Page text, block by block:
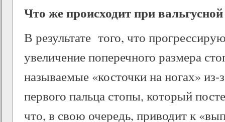
Что же происходит при
В результате того, что
увеличение поперечного размера
называемые «косточки на ногах» из-
первого пальца стопы, который
что, в свою очередь, приводит к